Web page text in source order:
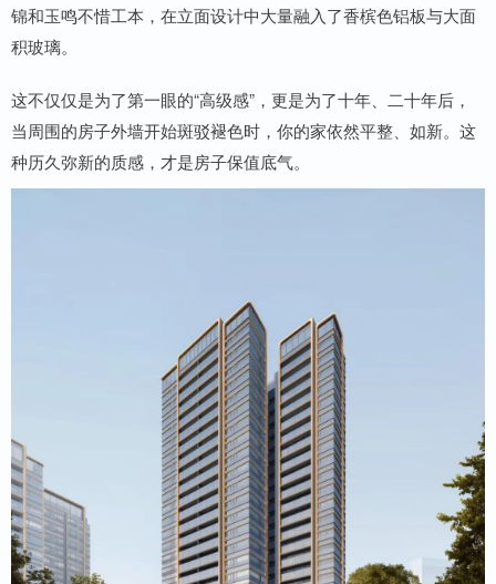
锦和玉鸣不惜工本，在立面设计中大量融入了香槟色铝板与大面
积玻璃。
这不仅仅是为了第一眼的“高级感”，更是为了十年、二十年后，
当周围的房子外墙开始斑驳褪色时，你的家依然平整、如新。这
种历久弥新的质感，才是房子保值底气。